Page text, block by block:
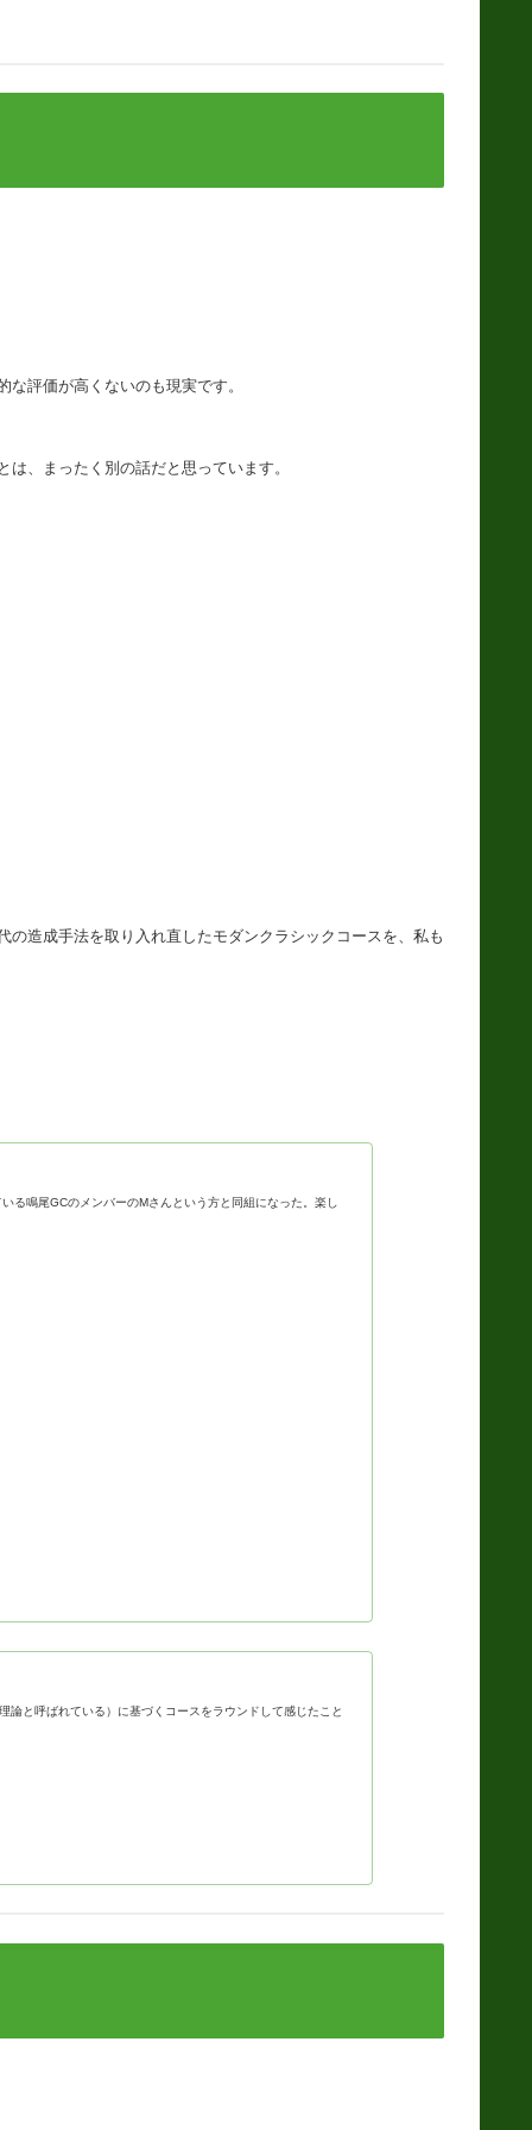
評価が高くないのも現実です。
、まったく別の話だと思っています。
造成手法を取り入れ直したモダンクラシックコースを、私も
る鳴尾GCのメンバーのMさんという方と同組になった。楽し
と呼ばれている）に基づくコースをラウンドして感じたこと